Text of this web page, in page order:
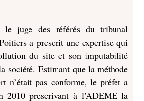
le juge des référés du tribunal
a prescrit une expertise qui
du site et son imputabilité
société. Estimant que la méthode
n’était pas conforme, le préfet a
2010 prescrivant à l’ADEME la